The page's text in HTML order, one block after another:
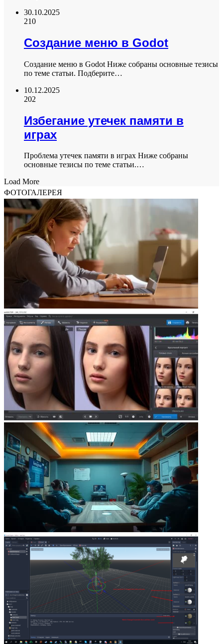
30.10.2025
210
Создание меню в Godot
Создание меню в Godot Ниже собраны основные тезисы
по теме статьи. Подберите…
10.12.2025
202
Избегание утечек памяти в
играх
Проблема утечек памяти в играх Ниже собраны
основные тезисы по теме статьи.…
Load More
ФОТОГАЛЕРЕЯ